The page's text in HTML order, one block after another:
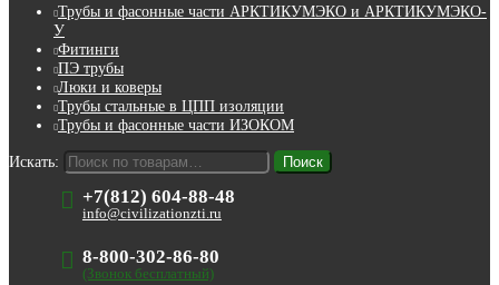
Трубы и фасонные части АРКТИКУМЭКО и АРКТИКУМЭКО-
У
Фитинги
ПЭ трубы
Люки и коверы
Трубы стальные в ЦПП изоляции
Трубы и фасонные части ИЗОКОМ
Искать: Поиск
+7(812) 604-88-48
info@civilizationzti.ru
8-800-302-86-80
(Звонок бесплатный)